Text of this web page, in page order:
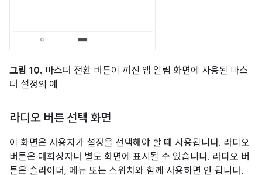
그림 10. 마스터 전환 버튼이 꺼진 앱 알림 화면에 사용된 마스
터 설정의 예
라디오 버튼 선택 화면
이 화면은 사용자가 설정을 선택해야 할 때 사용됩니다. 라디오
버튼은 대화상자나 별도 화면에 표시될 수 있습니다. 라디오 버
튼은 슬라이더, 메뉴 또는 스위치와 함께 사용하면 안 됩니다.